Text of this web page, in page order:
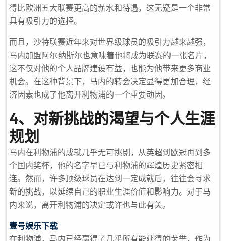
得比欧洲五大联赛更高的薪水和待遇，这无疑是一个非常
具有吸引力的选择。
而且，沙特联赛近年来对世界级球员的吸引力越来越强，
马内加盟阿尔·纳斯尔也意味着他将成为联赛的一张名片，
这不仅对他的个人品牌建设有益，也能为他带来更多商业
机会。在这种背景下，马内的转会决定显得更加合理，经
济因素也成了他离开利物浦的一个重要动因。
4、对新挑战的渴望与个人生涯
规划
马内在利物浦的成就几乎无可挑剔，从英超到欧冠再到多
个国内奖杯，他的名字早已与利物浦的辉煌历史紧密相
连。然而，许多顶级球员在达到一定成就后，往往会寻求
新的挑战，以延续自己的职业生涯价值和影响力。对于马
内来说，离开利物浦的决定或许也与此有关。
壹号娱乐下载
在利物浦，马内已经赢得了几乎所有能获得的荣誉，作为